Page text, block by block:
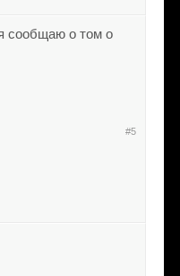
сообщаю о том о
#5